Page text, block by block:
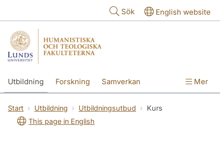
Sök English website
Utbildning Forskning Samverkan Mer
Start Utbildning Utbildningsutbud
Kurs
This page in English